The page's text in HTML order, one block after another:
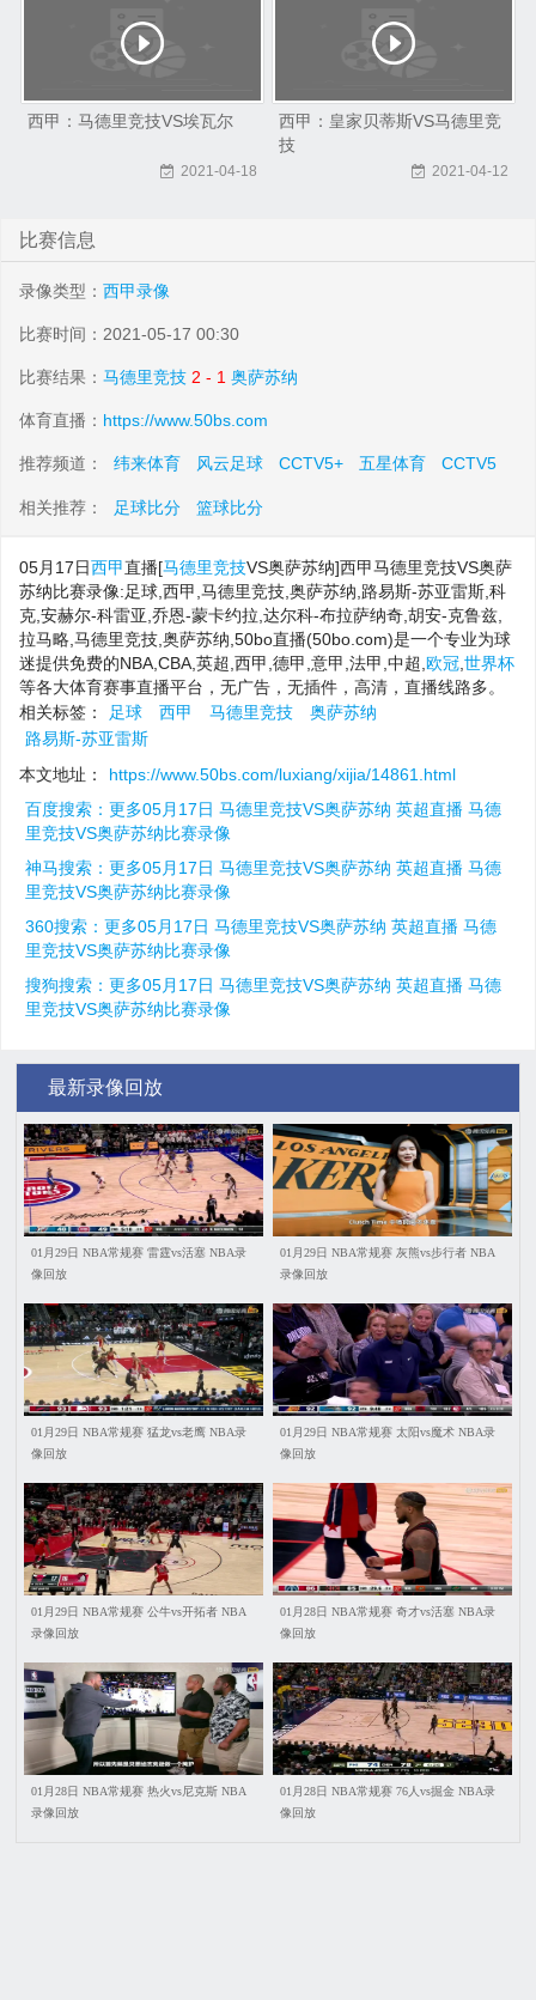
西甲：马德里竞技VS埃瓦尔
2021-04-18
西甲：皇家贝蒂斯VS马德里竞
技
2021-04-12
比赛信息
录像类型： 西甲录像
比赛时间：2021-05-17 00:30
比赛结果： 马德里竞技 2 - 1 奥萨苏纳
体育直播： https://www.50bs.com
推荐频道： 纬来体育 风云足球 CCTV5+ 五星体育 CCTV5
相关推荐： 足球比分 篮球比分
05月17日西甲直播[马德里竞技VS奥萨苏纳]西甲马德里竞技VS奥萨
苏纳比赛录像:足球,西甲,马德里竞技,奥萨苏纳,路易斯-苏亚雷斯,科
克,安赫尔-科雷亚,乔恩-蒙卡约拉,达尔科-布拉萨纳奇,胡安-克鲁兹,
拉马略,马德里竞技,奥萨苏纳,50bo直播(50bo.com)是一个专业为球
迷提供免费的NBA,CBA,英超,西甲,德甲,意甲,法甲,中超, 欧冠 世界杯
等各大体育赛事直播平台，无广告，无插件，高清，直播线路多。
相关标签：
足球 西甲 马德里竞技
奥萨苏纳
路易斯-苏亚雷斯
本文地址：
https://www.50bs.com/luxiang/xijia/14861.html
百度搜索：更多05月17日 马德里竞技VS奥萨苏纳 英超直播 马德
里竞技VS奥萨苏纳比赛录像
神马搜索：更多05月17日 马德里竞技VS奥萨苏纳 英超直播 马德
里竞技VS奥萨苏纳比赛录像
360搜索：更多05月17日 马德里竞技VS奥萨苏纳 英超直播 马德
里竞技VS奥萨苏纳比赛录像
搜狗搜索：更多05月17日 马德里竞技VS奥萨苏纳 英超直播 马德
里竞技VS奥萨苏纳比赛录像
最新录像回放
01月29日 NBA常规赛 雷霆vs活塞 NBA录
像回放
01月29日 NBA常规赛 灰熊vs步行者 NBA
录像回放
01月29日 NBA常规赛 猛龙vs老鹰 NBA录
像回放
01月29日 NBA常规赛 太阳vs魔术 NBA录
像回放
01月29日 NBA常规赛 公牛vs开拓者 NBA
录像回放
01月28日 NBA常规赛 奇才vs活塞 NBA录
像回放
01月28日 NBA常规赛 热火vs尼克斯 NBA
录像回放
01月28日 NBA常规赛 76人vs掘金 NBA录
像回放